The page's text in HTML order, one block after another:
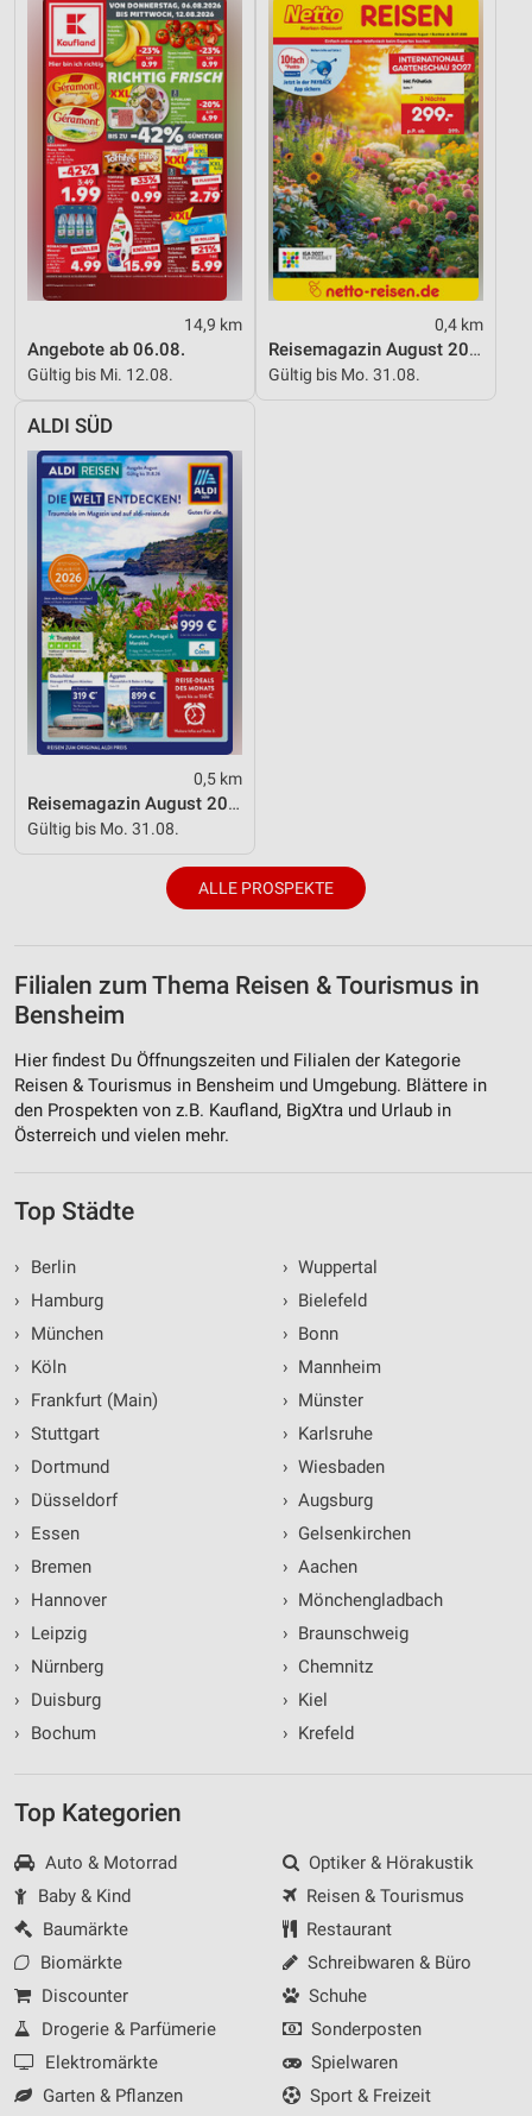
14,9 km
Angebote ab 06.08.
Gültig bis Mi. 12.08.
0,4 km
Reisemagazin August 2026
Gültig bis Mo. 31.08.
ALDI SÜD
0,5 km
Reisemagazin August 2026
Gültig bis Mo. 31.08.
ALLE PROSPEKTE
Filialen zum Thema Reisen & Tourismus in
Bensheim
Hier findest Du Öffnungszeiten und Filialen der Kategorie
Reisen & Tourismus in Bensheim und Umgebung. Blättere in
den Prospekten von z.B. Kaufland, BigXtra und Urlaub in
Österreich und vielen mehr.
Top Städte
›
Berlin
›
Hamburg
›
München
›
Köln
›
Frankfurt (Main)
› Stuttgart
›
Dortmund
›
Düsseldorf
›
Essen
›
Bremen
›
Hannover
›
Leipzig
›
Nürnberg
›
Duisburg
›
Bochum
› Wuppertal
› Bielefeld
› Bonn
› Mannheim
› Münster
› Karlsruhe
› Wiesbaden
› Augsburg
› Gelsenkirchen
› Aachen
› Mönchengladbach
› Braunschweig
› Chemnitz
› Kiel
› Krefeld
Top Kategorien
Auto & Motorrad
Baby & Kind
Baumärkte
Biomärkte
Discounter
Drogerie & Parfümerie
Elektromärkte
Garten & Pflanzen
Optiker & Hörakustik
Reisen & Tourismus
Restaurant
Schreibwaren & Büro
Schuhe
Sonderposten
Spielwaren
Sport & Freizeit
Verwendung reduzierter Daten zur Auswahl von
Inhalten
IAB-Besonderheiten:
Verwendung genauer Standortdaten
Geräte anhand von aktiv angeforderten
Informationen identifizieren
Nicht-IAB-Verarbeitungszwecke:
Notwendig
Performance
Funktional
Werbung